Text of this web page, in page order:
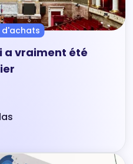
d'achats
a vraiment été